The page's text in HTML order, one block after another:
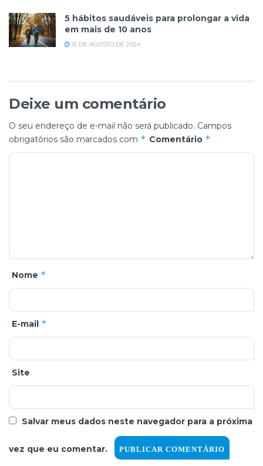
5 hábitos saudáveis para prolongar a vida
em mais de 10 anos
15 DE AGOSTO DE 2024
Deixe um comentário
O seu endereço de e-mail não será publicado. Campos
obrigatórios são marcados com * Comentário *
Nome *
E-mail *
Site
Salvar meus dados neste navegador para a próxima
vez que eu comentar.